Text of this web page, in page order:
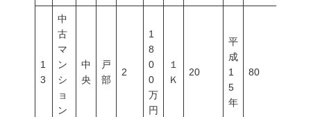
1
3
中
古
マ
ン
シ
ョ
ン
中
央
戸
部
2
1
8
0
0
万
円
１
Ｋ
20
平
成
1
5
年
80